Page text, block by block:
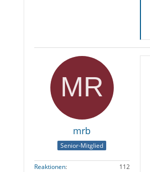
mrb
Senior-Mitglied
Reaktionen
112